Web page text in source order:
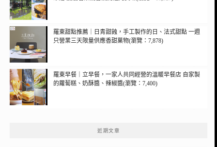
羅東甜點推薦｜日青甜蝕，手工製作的日、法式甜點 一週
只營業三天限量供應香甜菓物(瀏覽：7,878)
羅東早餐｜立早餐，一家人共同經營的溫暖早餐店 自家製
的蘿蔔糕、奶酥醬、辣椒醬(瀏覽：7,400)
近期文章